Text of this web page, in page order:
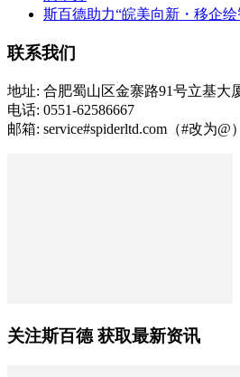
斯百德助力“皖美向新・移企
联系我们
地址: 合肥蜀山区金寨路91号立基大
电话: 0551-62586667
邮箱: service#spiderltd.com（#改为@）
关注斯百德 获取最新资讯